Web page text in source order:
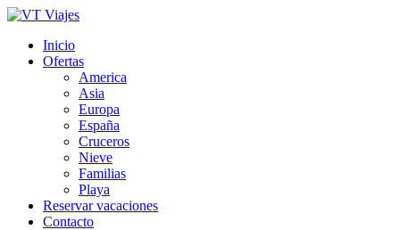
Inicio
Ofertas
America
Asia
Europa
España
Cruceros
Nieve
Familias
Playa
Reservar vacaciones
Contacto